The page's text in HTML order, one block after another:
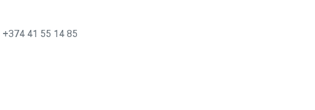
+374 41 55 14 85